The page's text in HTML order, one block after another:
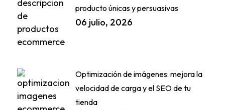
producto únicas y persuasivas
06 julio, 2026
Optimización de imágenes: mejora la
velocidad de carga y el SEO de tu
tienda